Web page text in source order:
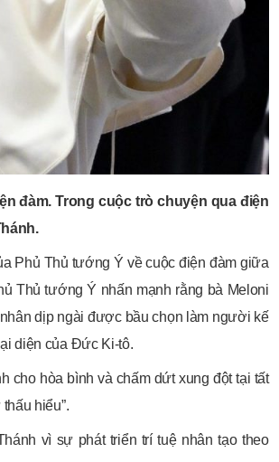
đàm. Trong cuộc trò chuyện qua điện
Phủ Thủ tướng Ý về cuộc điện đàm giữa
Thủ tướng Ý nhấn mạnh rằng bà Meloni
dịp ngài được bầu chọn làm người kế
diện của Đức Ki-tô.
cho hòa bình và chấm dứt xung đột tại tất
hiểu”.
vì sự phát triển trí tuệ nhân tạo theo